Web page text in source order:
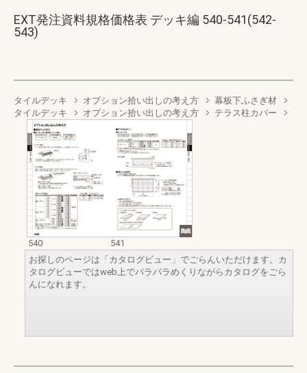
EXT発注資料規格価格表 デッキ編 540-541(542-
543)
タイルデッキ オプション拾い出しの考え方
幕板下ふさぎ材
タイルデッキ
オプション拾い出しの考え方 テラス柱カバー
540
541
お探しのページは「カタログビュー」でごらんいただけます。カ
タログビューではweb上でパラパラめくりながらカタログをごら
んになれます。